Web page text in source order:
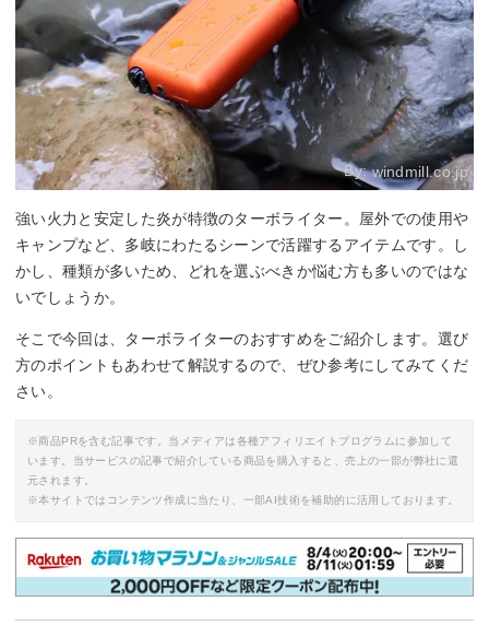
By:windmill.co.jp
強い火力と安定した炎が特徴のターボライター。屋外での使用や
キャンプなど、多岐にわたるシーンで活躍するアイテムです。し
かし、種類が多いため、どれを選ぶべきか悩む方も多いのではな
いでしょうか。
そこで今回は、ターボライターのおすすめをご紹介します。選び
方のポイントもあわせて解説するので、ぜひ参考にしてみてくだ
さい。
※商品PRを含む記事です。当メディアは各種アフィリエイトプログラムに参加して
います。当サービスの記事で紹介している商品を購入すると、売上の一部が弊社に還
元されます。
※本サイトではコンテンツ作成に当たり、一部AI技術を補助的に活用しております。